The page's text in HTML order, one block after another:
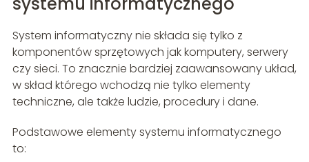
System informatyczny nie składa się tylko z
komponentów sprzętowych jak komputery, serwery
czy sieci. To znacznie bardziej zaawansowany układ,
w skład którego wchodzą nie tylko elementy
techniczne, ale także ludzie, procedury i dane.
Podstawowe elementy systemu informatycznego
to: